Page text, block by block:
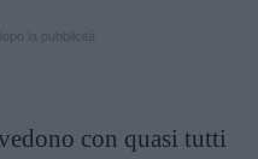
con quasi tutti